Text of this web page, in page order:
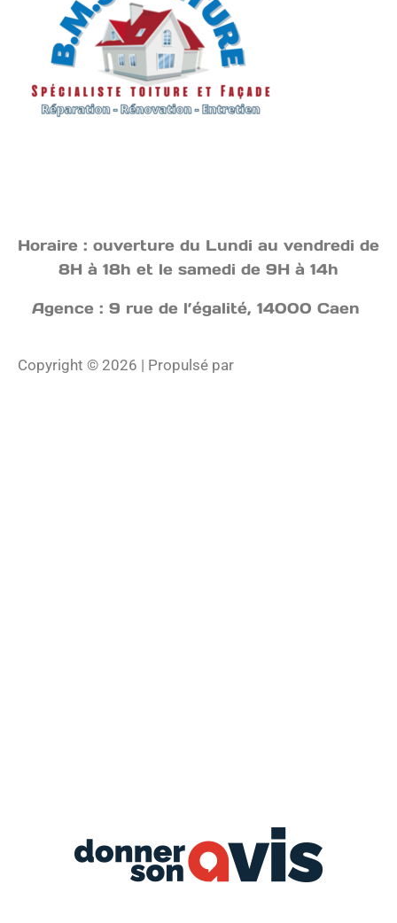
Horaire : ouverture du Lundi au vendredi de
8H à 18h et le samedi de 9H à 14h
Agence : 9 rue de l’égalité, 14000 Caen
Copyright © 2026 | Propulsé par